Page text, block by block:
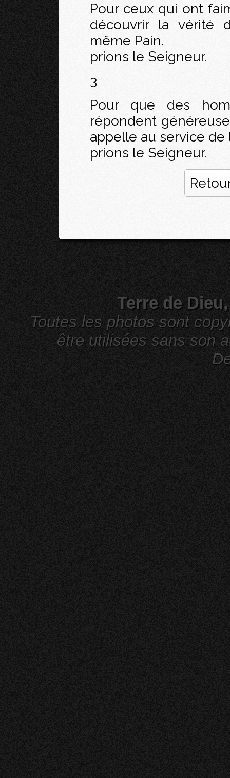
Pour ceux qui ont
découvrir la vérité
même Pain.
prions le Seigneur.
3
Pour que des
répondent
appelle au service de
prions le Seigneur.
Terre de
Toutes les photos sont
être utilisées sans son